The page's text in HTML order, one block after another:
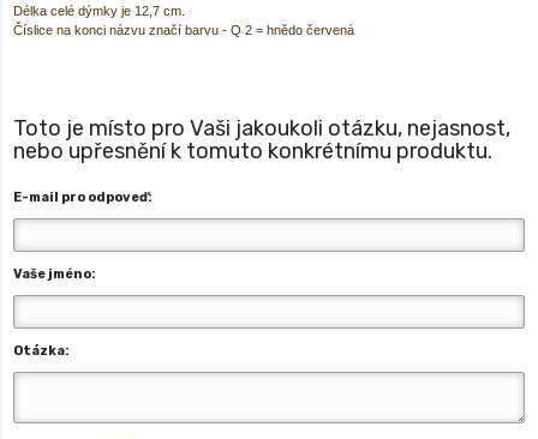
Délka celé dýmky je 12,7 cm.
Číslice na konci názvu značí barvu - Q 2 = hnědo červená
Toto je místo pro Vaši jakoukoli otázku, nejasnost,
nebo upřesnění k tomuto konkrétnímu produktu.
E-mail pro odpoveď:
Vaše jméno:
Otázka: